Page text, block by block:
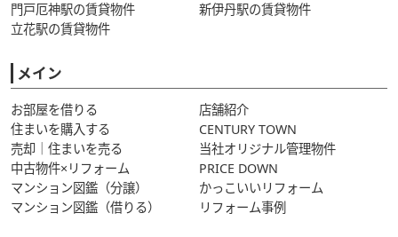
門戸厄神駅の賃貸物件
新伊丹駅の賃貸物件
立花駅の賃貸物件
メイン
お部屋を借りる
店舗紹介
住まいを購入する
CENTURY TOWN
売却｜住まいを売る
当社オリジナル管理物件
中古物件×リフォーム
PRICE DOWN
マンション図鑑（分譲）
かっこいいリフォーム
マンション図鑑（借りる）
リフォーム事例